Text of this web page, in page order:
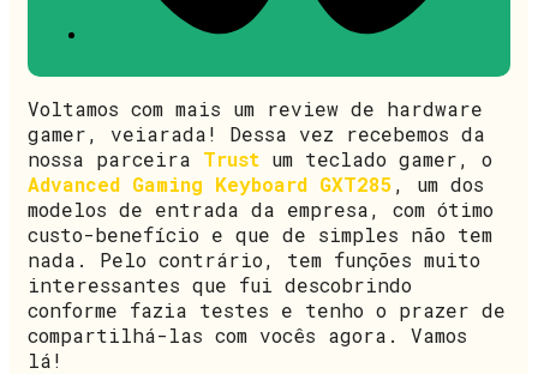
Voltamos com mais um review de hardware
gamer, veiarada! Dessa vez recebemos da
nossa parceira Trust um teclado gamer, o
Advanced Gaming Keyboard GXT285 , um dos
modelos de entrada da empresa, com ótimo
custo-benefício e que de simples não tem
nada. Pelo contrário, tem funções muito
interessantes que fui descobrindo
conforme fazia testes e tenho o prazer de
compartilhá-las com vocês agora. Vamos
lá!